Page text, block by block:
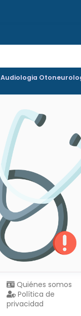
Audiologia
Quiénes somos
Política de
privacidad